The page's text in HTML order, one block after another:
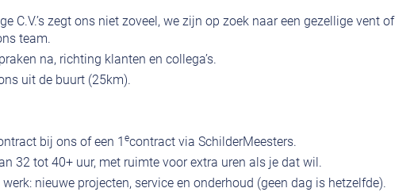
C.V.’s zegt ons niet zoveel, we zijn op zoek naar een gezellige vent of
team.
na, richting klanten en collega’s.
uit de buurt (25km).
bij ons of een 1 econtract via SchilderMeesters.
32 tot 40+ uur, met ruimte voor extra uren als je dat wil.
nieuwe projecten, service en onderhoud (geen dag is hetzelfde).